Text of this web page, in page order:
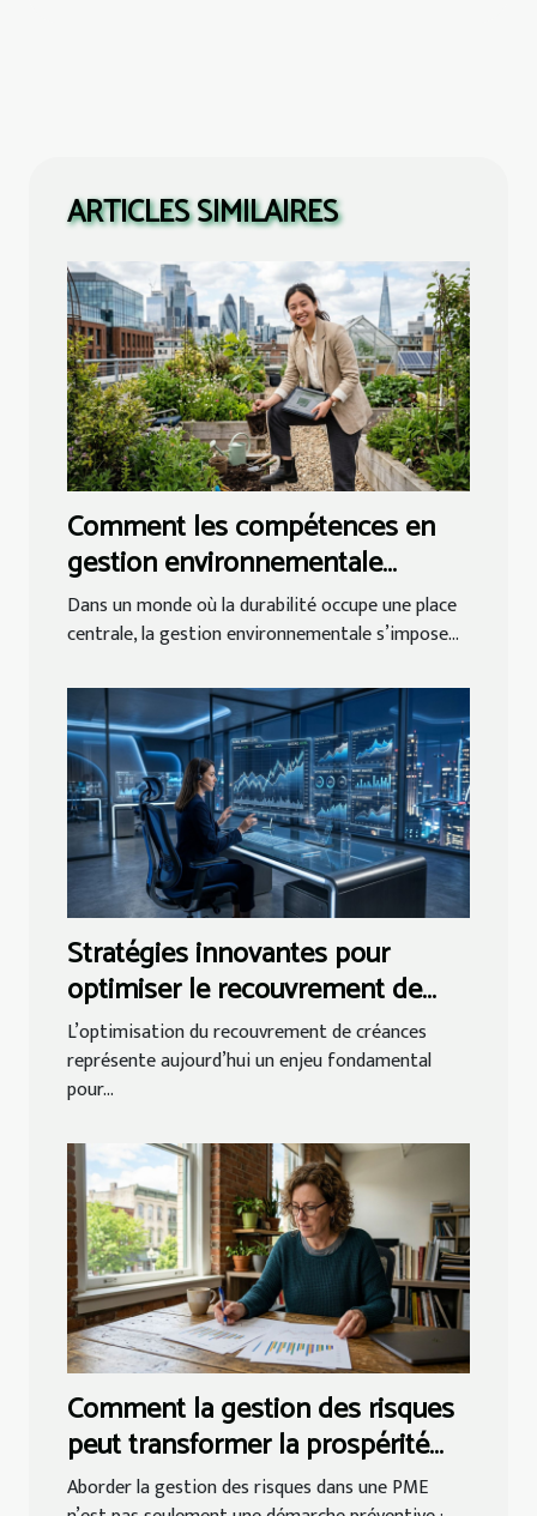
ARTICLES SIMILAIRES
Comment les compétences en
gestion environnementale
influencent-elles les carrières
futures ?
Dans un monde où la durabilité occupe une place
centrale, la gestion environnementale s’impose...
Stratégies innovantes pour
optimiser le recouvrement de
créances
L’optimisation du recouvrement de créances
représente aujourd’hui un enjeu fondamental
pour...
Comment la gestion des risques
peut transformer la prospérité
des PME ?
Aborder la gestion des risques dans une PME